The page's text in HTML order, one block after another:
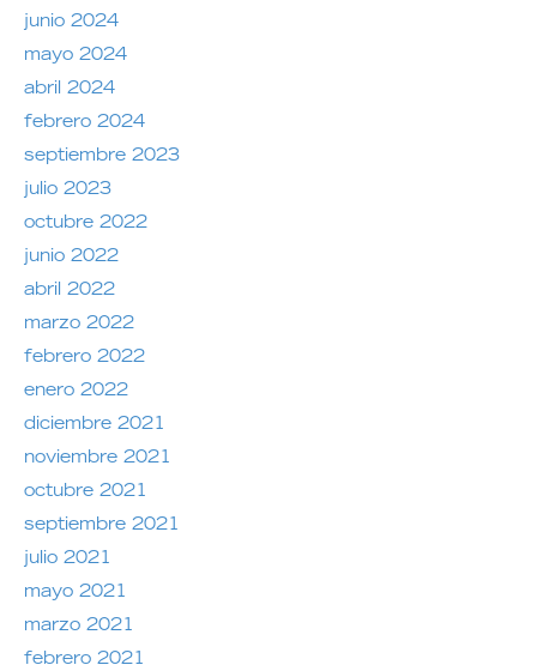
junio 2024
mayo 2024
abril 2024
febrero 2024
septiembre 2023
julio 2023
octubre 2022
junio 2022
abril 2022
marzo 2022
febrero 2022
enero 2022
diciembre 2021
noviembre 2021
octubre 2021
septiembre 2021
julio 2021
mayo 2021
marzo 2021
febrero 2021